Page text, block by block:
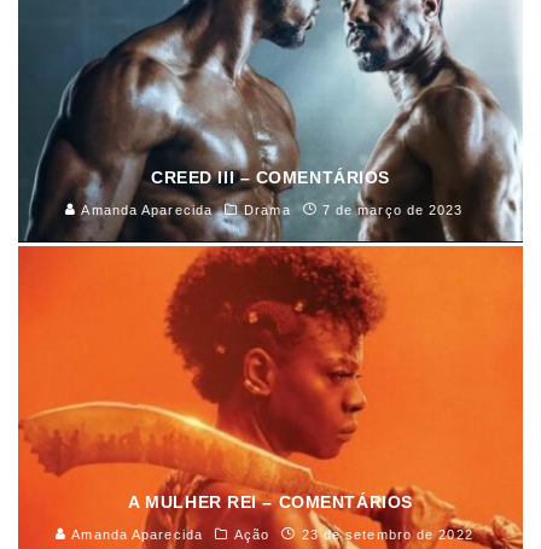
CREED III – COMENTÁRIOS
Amanda Aparecida Drama 7 de março de 2023
A MULHER REI – COMENTÁRIOS
Amanda Aparecida Ação 23 de setembro de 2022